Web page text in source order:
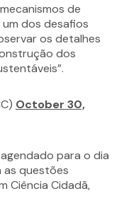
de
dos desafios
os detalhes
dos
October 30,
para o dia
as questões
Ciência Cidadã,